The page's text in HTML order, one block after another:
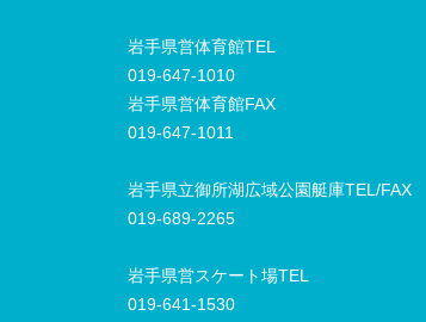
岩手県営体育館TEL
019-647-1010
岩手県営体育館FAX
019-647-1011
岩手県立御所湖広域公園艇庫TEL/FAX
019-689-2265
岩手県営スケート場TEL
019-641-1530